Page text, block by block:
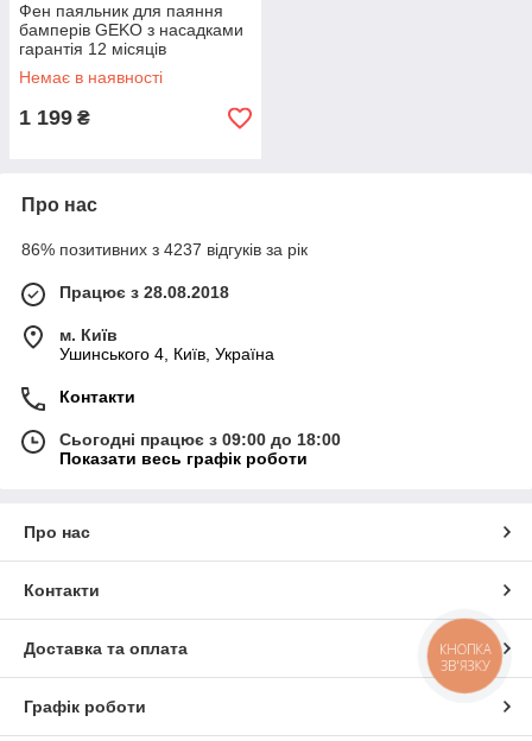
Фен паяльник для паяння
бамперів GEKO з насадками
гарантія 12 місяців
Немає в наявності
1 199 ₴
Про нас
86% позитивних з 4237 відгуків за рік
Працює з 28.08.2018
м. Київ
Ушинського 4, Київ, Україна
Контакти
Сьогодні працює з 09:00 до 18:00
Показати весь графік роботи
Про нас
Контакти
Доставка та оплата
Графік роботи
КНОПКА
ЗВ'ЯЗКУ